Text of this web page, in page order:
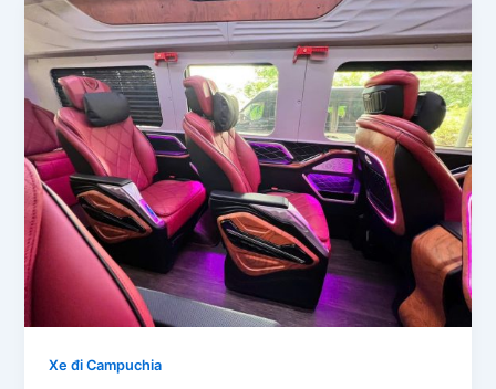
Xe đi Campuchia